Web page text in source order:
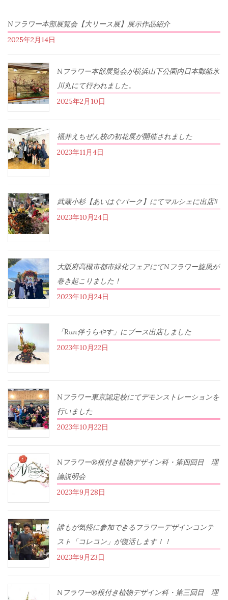
Nフラワー本部展覧会【大リース展】展示作品紹介
2025年2月14日
Nフラワー本部展覧会が横浜山下公園内日本郵船氷
川丸にて行われました。
2025年2月10日
福井えちぜん校の初花展が開催されました
2023年11月4日
武蔵小杉【あいはぐパーク】にてマルシェに出店‼︎
2023年10月24日
大阪府高槻市都市緑化フェアにてNフラワー旋風が
巻き起こりました！
2023年10月24日
「Run伴うらやす」にブース出店しました
2023年10月22日
Nフラワー東京認定校にてデモンストレーションを
行いました
2023年10月22日
Nフラワー®根付き植物デザイン科・第四回目 理
論説明会
2023年9月28日
誰もが気軽に参加できるフラワーデザインコンテ
スト「コレコン」が復活します！！
2023年9月23日
Nフラワー®根付き植物デザイン科・第三回目 理